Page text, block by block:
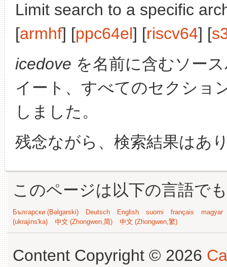
Limit search to a specific
[armhf] [ppc64el] [riscv64] [
icedove を名前に含むソー
イート、すべてのセクショ
しました。
残念ながら、検索結果はあ
このページは以下の言語で
Български (Bəlgarski) Deutsch English suomi français
magyar
(ukrajins'ka)
中文 (Zhongwen,简) 中文 (Zhongwen,繁)
Content Copyright © 2026